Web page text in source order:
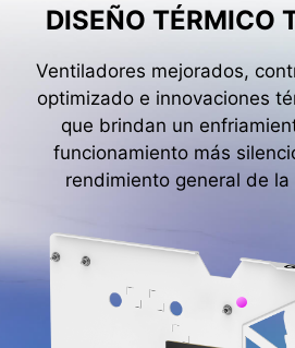
DISEÑO TÉRMICO
Ventiladores mejorados,
optimizado e innovaciones
que brindan un
funcionamiento más
rendimiento general de